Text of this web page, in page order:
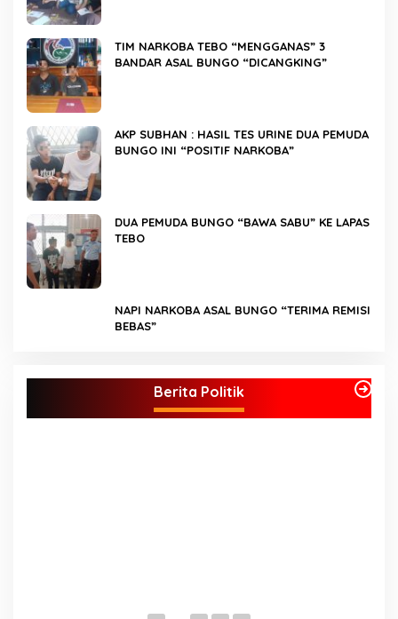
TIM NARKOBA TEBO “MENGGANAS” 3
BANDAR ASAL BUNGO “DICANGKING”
AKP SUBHAN : HASIL TES URINE DUA PEMUDA
BUNGO INI “POSITIF NARKOBA”
DUA PEMUDA BUNGO “BAWA SABU” KE LAPAS
TEBO
NAPI NARKOBA ASAL BUNGO “TERIMA REMISI
BEBAS”
Berita Politik
Menangkan Jumiwan – Maidani